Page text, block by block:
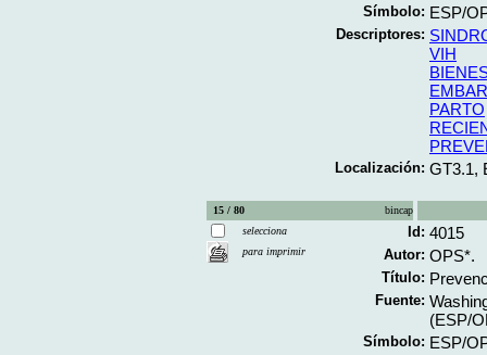
Símbolo: ESP/
Descriptores:
VIH
PARTO
Localización: GT3.1,
15 / 80
bincap
selecciona
para imprimir
Id: 4015
Autor: OPS*.
Título:
Fuente:
(ESP/
Símbolo: ESP/